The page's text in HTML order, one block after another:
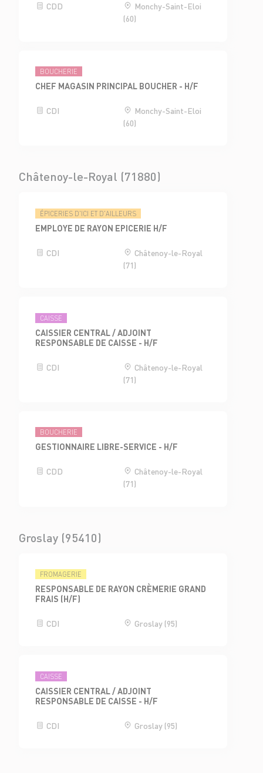
CDD
Monchy-Saint-Eloi
(60)
BOUCHERIE
CHEF MAGASIN PRINCIPAL BOUCHER - H/F
CDI
Monchy-Saint-Eloi
(60)
Châtenoy-le-Royal (71880)
ÉPICERIES D'ICI ET D'AILLEURS
EMPLOYE DE RAYON EPICERIE H/F
CDI
Châtenoy-le-Royal
(71)
CAISSE
CAISSIER CENTRAL / ADJOINT
RESPONSABLE DE CAISSE - H/F
CDI
Châtenoy-le-Royal
(71)
BOUCHERIE
GESTIONNAIRE LIBRE-SERVICE - H/F
CDD
Châtenoy-le-Royal
(71)
Groslay (95410)
FROMAGERIE
RESPONSABLE DE RAYON CRÈMERIE GRAND
FRAIS (H/F)
CDI Groslay (95)
CAISSE
CAISSIER CENTRAL / ADJOINT
RESPONSABLE DE CAISSE - H/F
CDI Groslay (95)